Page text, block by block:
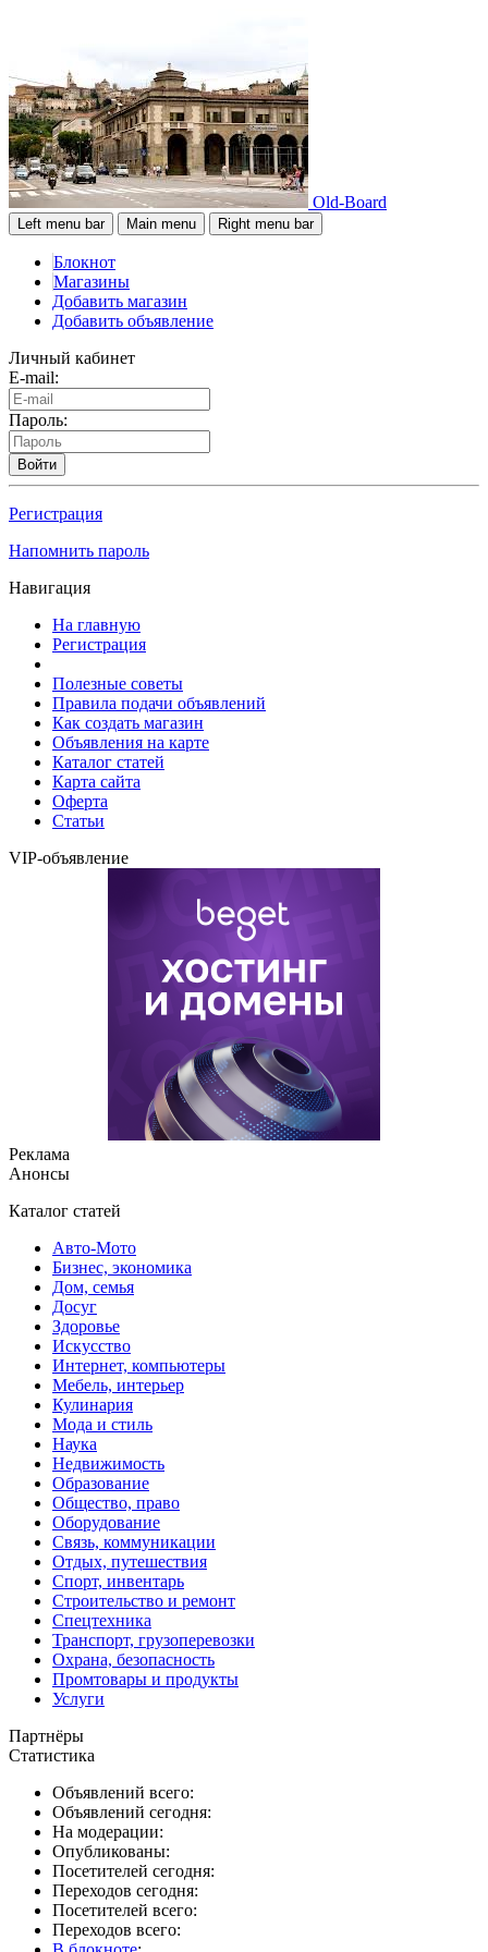
Old-Board
Left menu bar Main menu Right menu bar
Блокнот
Магазины
Добавить магазин
Добавить объявление
Личный кабинет
E-mail:
Пароль:
Войти
Регистрация
Напомнить пароль
Навигация
На главную
Регистрация
Полезные советы
Правила подачи объявлений
Как создать магазин
Объявления на карте
Каталог статей
Карта сайта
Оферта
Статьи
VIP-объявление
Реклама
Анонсы
Каталог статей
Авто-Мото
Бизнес, экономика
Дом, семья
Досуг
Здоровье
Искусство
Интернет, компьютеры
Мебель, интерьер
Кулинария
Мода и стиль
Наука
Недвижимость
Образование
Общество, право
Оборудование
Связь, коммуникации
Отдых, путешествия
Спорт, инвентарь
Строительство и ремонт
Спецтехника
Транспорт, грузоперевозки
Охрана, безопасность
Промтовары и продукты
Услуги
Партнёры
Статистика
Объявлений всего:
Объявлений сегодня:
На модерации:
Опубликованы:
Посетителей сегодня:
Переходов сегодня:
Посетителей всего:
Переходов всего: